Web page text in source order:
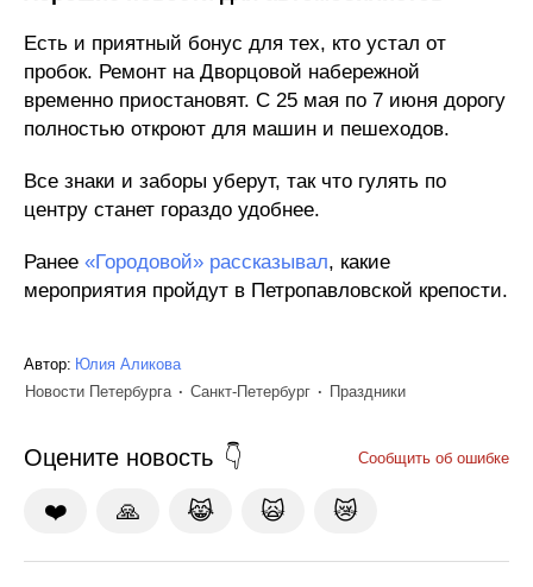
Есть и приятный бонус для тех, кто устал от
пробок. Ремонт на Дворцовой набережной
временно приостановят. С 25 мая по 7 июня дорогу
полностью откроют для машин и пешеходов.
Все знаки и заборы уберут, так что гулять по
центру станет гораздо удобнее.
Ранее «Городовой» рассказывал, какие
мероприятия пройдут в Петропавловской крепости.
Автор: Юлия Аликова
Новости Петербурга
Санкт-Петербург Праздники
Оцените новость Сообщить об ошибке
❤️ 🙏 😹 🙀 😿